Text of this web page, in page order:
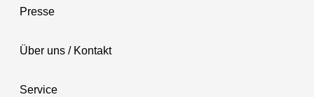
Presse
Über uns / Kontakt
Service